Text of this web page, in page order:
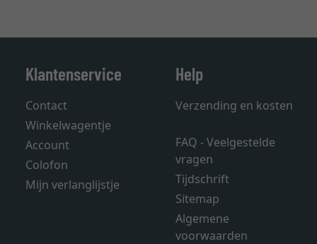
Klantenservice
Contact
Winkelwagentje
Account
Colofon
Mijn verlanglijstje
Help
Verzending en kosten
FAQ - Veelgestelde
vragen
Tijdschrift
Sitemap
Algemene
voorwaarden